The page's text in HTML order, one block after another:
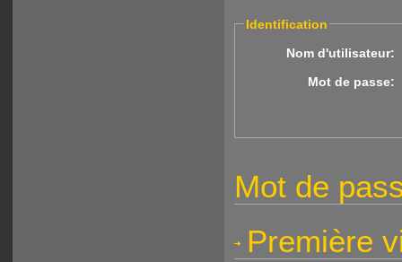
Identification
Nom d'utilisateur:
Mot de passe:
Mot de
Première